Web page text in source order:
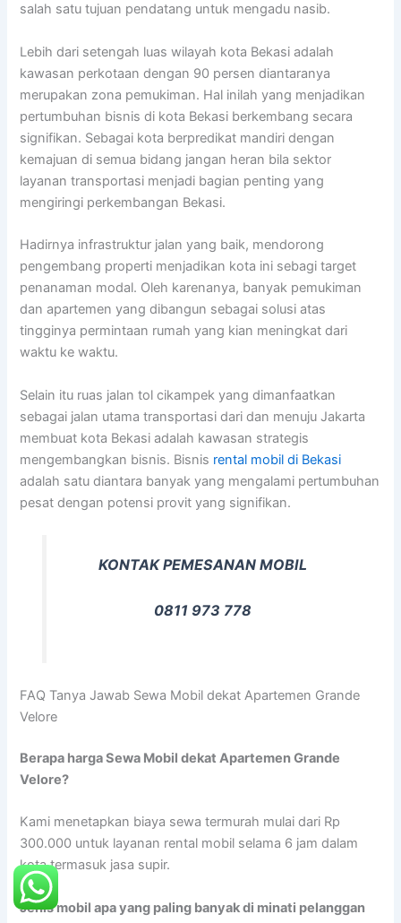
salah satu tujuan pendatang untuk mengadu nasib.
Lebih dari setengah luas wilayah kota Bekasi adalah
kawasan perkotaan dengan 90 persen diantaranya
merupakan zona pemukiman. Hal inilah yang menjadikan
pertumbuhan bisnis di kota Bekasi berkembang secara
signifikan. Sebagai kota berpredikat mandiri dengan
kemajuan di semua bidang jangan heran bila sektor
layanan transportasi menjadi bagian penting yang
mengiringi perkembangan Bekasi.
Hadirnya infrastruktur jalan yang baik, mendorong
pengembang properti menjadikan kota ini sebagi target
penanaman modal. Oleh karenanya, banyak pemukiman
dan apartemen yang dibangun sebagai solusi atas
tingginya permintaan rumah yang kian meningkat dari
waktu ke waktu.
Selain itu ruas jalan tol cikampek yang dimanfaatkan
sebagai jalan utama transportasi dari dan menuju Jakarta
membuat kota Bekasi adalah kawasan strategis
mengembangkan bisnis. Bisnis rental mobil di Bekasi
adalah satu diantara banyak yang mengalami pertumbuhan
pesat dengan potensi provit yang signifikan.
KONTAK PEMESANAN MOBIL
0811 973 778
FAQ Tanya Jawab Sewa Mobil dekat Apartemen Grande
Velore
Berapa harga Sewa Mobil dekat Apartemen Grande
Velore?
Kami menetapkan biaya sewa termurah mulai dari Rp
300.000 untuk layanan rental mobil selama 6 jam dalam
kota termasuk jasa supir.
Jenis mobil apa yang paling banyak di minati pelanggan